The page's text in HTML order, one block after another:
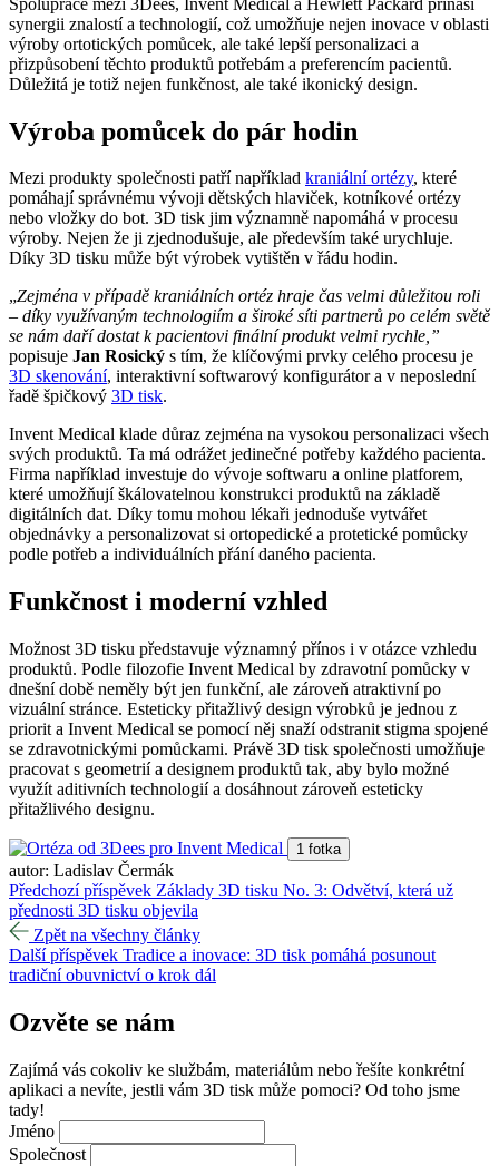
synergii znalostí a technologií, což umožňuje nejen inovace v oblasti
výroby ortotických pomůcek, ale také lepší personalizaci a
přizpůsobení těchto produktů potřebám a preferencím pacientů.
Důležitá je totiž nejen funkčnost, ale také ikonický design.
Výroba pomůcek do pár hodin
Mezi produkty společnosti patří například kraniální ortézy, které
pomáhají správnému vývoji dětských hlaviček, kotníkové ortézy
nebo vložky do bot. 3D tisk jim významně napomáhá v procesu
výroby. Nejen že ji zjednodušuje, ale především také urychluje.
Díky 3D tisku může být výrobek vytištěn v řádu hodin.
„Zejména v případě kraniálních ortéz hraje čas velmi důležitou roli
– díky využívaným technologiím a široké síti partnerů po celém světě
se nám daří dostat k pacientovi finální produkt velmi rychle,”
popisuje Jan Rosický s tím, že klíčovými prvky celého procesu je
3D skenování, interaktivní softwarový konfigurátor a v neposlední
řadě špičkový 3D tisk.
Invent Medical klade důraz zejména na vysokou personalizaci všech
svých produktů. Ta má odrážet jedinečné potřeby každého pacienta.
Firma například investuje do vývoje softwaru a online platforem,
které umožňují škálovatelnou konstrukci produktů na základě
digitálních dat. Díky tomu mohou lékaři jednoduše vytvářet
objednávky a personalizovat si ortopedické a protetické pomůcky
podle potřeb a individuálních přání daného pacienta.
Funkčnost i moderní vzhled
Možnost 3D tisku představuje významný přínos i v otázce vzhledu
produktů. Podle filozofie Invent Medical by zdravotní pomůcky v
dnešní době neměly být jen funkční, ale zároveň atraktivní po
vizuální stránce. Esteticky přitažlivý design výrobků je jednou z
priorit a Invent Medical se pomocí něj snaží odstranit stigma spojené
se zdravotnickými pomůckami. Právě 3D tisk společnosti umožňuje
pracovat s geometrií a designem produktů tak, aby bylo možné
využít aditivních technologií a dosáhnout zároveň esteticky
přitažlivého designu.
1 fotka
autor: Ladislav Čermák
Předchozí příspěvek Základy 3D tisku No. 3: Odvětví, která už
přednosti 3D tisku objevila
Zpět na všechny články
Další příspěvek Tradice a inovace: 3D tisk pomáhá posunout
tradiční obuvnictví o krok dál
Ozvěte se nám
Zajímá vás cokoliv ke službám, materiálům nebo řešíte konkrétní
aplikaci a nevíte, jestli vám 3D tisk může pomoci? Od toho jsme
tady!
Jméno
Společnost